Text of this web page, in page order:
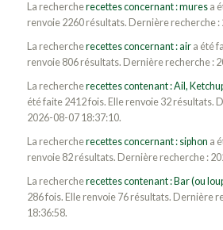
La rechercherecettes concernant : muresa
renvoie 2260 résultats. Dernière recherche :
La rechercherecettes concernant : aira été
renvoie 806 résultats. Dernière recherche :
La rechercherecettes contenant : Ail,
été faite 2412 fois. Elle renvoie 32 résultats.
2026-08-07 18:37:10.
La rechercherecettes concernant : siphon a
renvoie 82 résultats. Dernière recherche :
La rechercherecettes contenant : Bar (ou
286 fois. Elle renvoie 76 résultats. Dernière
18:36:58.